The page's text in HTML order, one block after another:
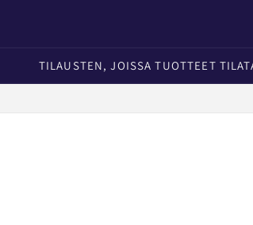
TILAUSTEN, JOISSA TUOTTEET